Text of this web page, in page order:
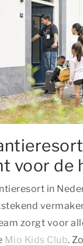
voor de
in
zorgt voor
Mio Kids Club.